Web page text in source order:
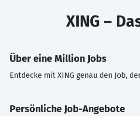
XING –
Über eine Million Jobs
Entdecke mit XING genau den Job,
Persönliche Job-Angebote